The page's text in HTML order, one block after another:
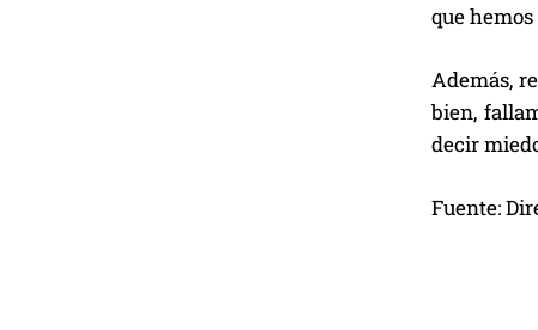
que
Además,
bien,
decir
Fuente: